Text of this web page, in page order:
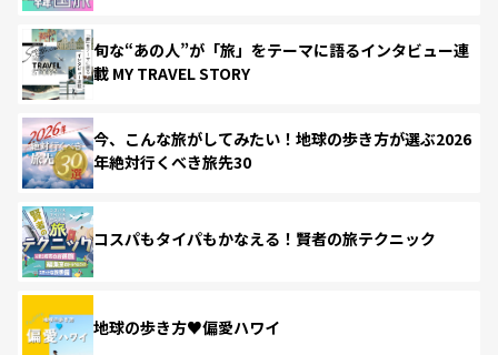
旬な“あの人”が「旅」をテーマに語るインタビュー連
載 MY TRAVEL STORY
今、こんな旅がしてみたい！地球の歩き方が選ぶ2026
年絶対行くべき旅先30
コスパもタイパもかなえる！賢者の旅テクニック
地球の歩き方♥偏愛ハワイ